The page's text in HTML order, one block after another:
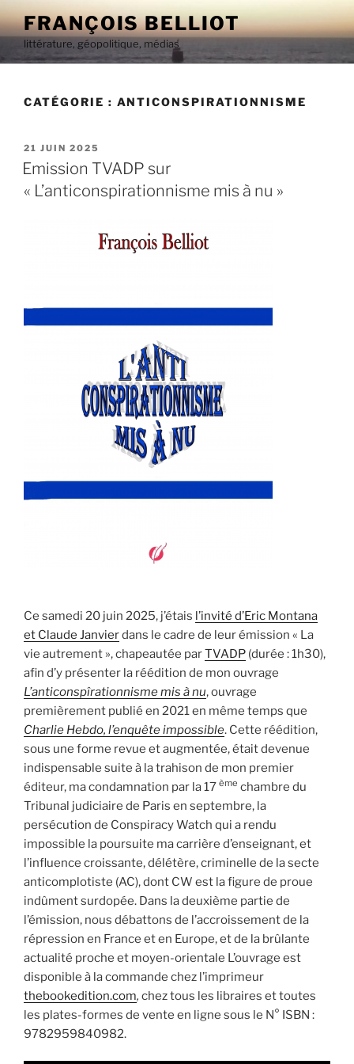
Aller
au
contenu
principal
FRANÇOIS BELLIOT
littérature, géopolitique, médias
CATÉGORIE : ANTICONSPIRATIONNISME
PUBLIÉ
LE
21 JUIN 2025
Emission TVADP sur
« L’anticonspirationnisme mis à nu »
Ce samedi 20 juin 2025, j’étais l’invité d’Eric Montana
et Claude Janvierdans le cadre de leur émission « La
vie autrement », chapeautée parTVADP (durée : 1h30),
afin d’y présenter la réédition de mon ouvrage
L’anticonspîrationnisme mis à nu, ouvrage
premièrement publié en 2021 en même temps que
Charlie Hebdo, l’enquête impossible. Cette réédition,
sous une forme revue et augmentée, était devenue
indispensable suite à la trahison de mon premier
éditeur, ma condamnation par la 17 ème chambre du
Tribunal judiciaire de Paris en septembre, la
persécution de Conspiracy Watch qui a rendu
impossible la poursuite ma carrière d’enseignant, et
l’influence croissante, délétère, criminelle de la secte
anticomplotiste (AC), dont CW est la figure de proue
indûment surdopée. Dans la deuxième partie de
l’émission, nous débattons de l’accroissement de la
répression en France et en Europe, et de la brûlante
actualité proche et moyen-orientale L’ouvrage est
disponible à la commande chez l’imprimeur
thebookedition.com, chez tous les libraires et toutes
les plates-formes de vente en ligne sous le N° ISBN :
9782959840982.